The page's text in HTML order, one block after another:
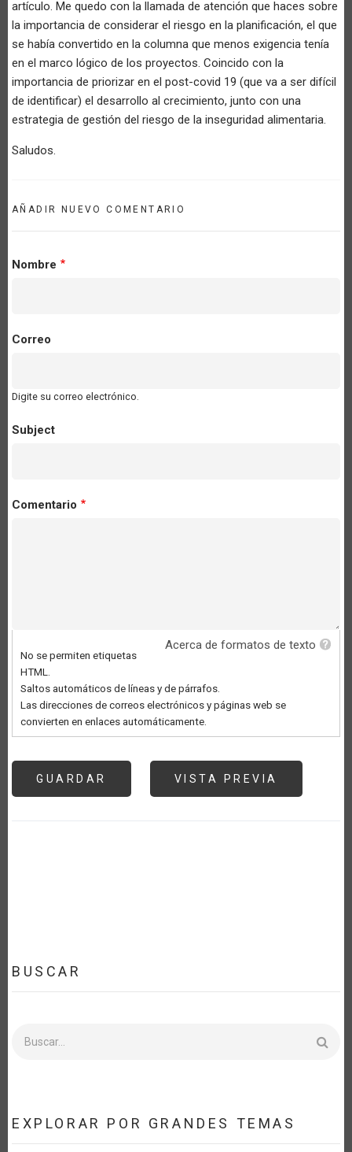
artículo. Me quedo con la llamada de atención que haces sobre
la importancia de considerar el riesgo en la planificación, el que
se había convertido en la columna que menos exigencia tenía
en el marco lógico de los proyectos. Coincido con la
importancia de priorizar en el post-covid 19 (que va a ser difícil
de identificar) el desarrollo al crecimiento, junto con una
estrategia de gestión del riesgo de la inseguridad alimentaria.
Saludos.
AÑADIR NUEVO COMENTARIO
Nombre
Correo
Digite su correo electrónico.
Subject
Comentario
Acerca de formatos de texto
No se permiten etiquetas
HTML.
Saltos automáticos de líneas y de párrafos.
Las direcciones de correos electrónicos y páginas web se
convierten en enlaces automáticamente.
BUSCAR
EXPLORAR POR GRANDES TEMAS